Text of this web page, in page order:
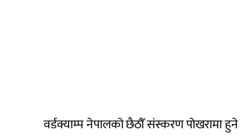
वर्डक्याम्प नेपालको छैठौँ संस्करण पोखरामा हुने